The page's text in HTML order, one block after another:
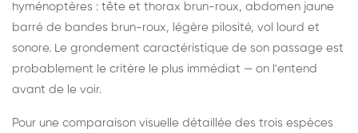
hyménoptères : tête et thorax brun-roux, abdomen jaune
barré de bandes brun-roux, légère pilosité, vol lourd et
sonore. Le grondement caractéristique de son passage est
probablement le critère le plus immédiat — on l'entend
avant de le voir.
Pour une comparaison visuelle détaillée des trois espèces